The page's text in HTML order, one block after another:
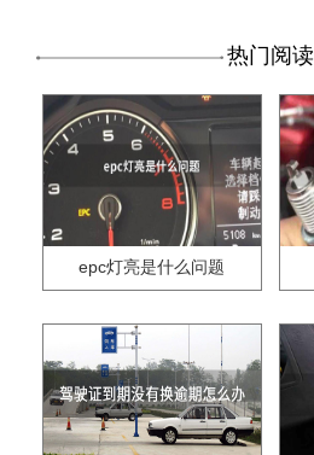
热门阅读
epc灯亮是什么问题